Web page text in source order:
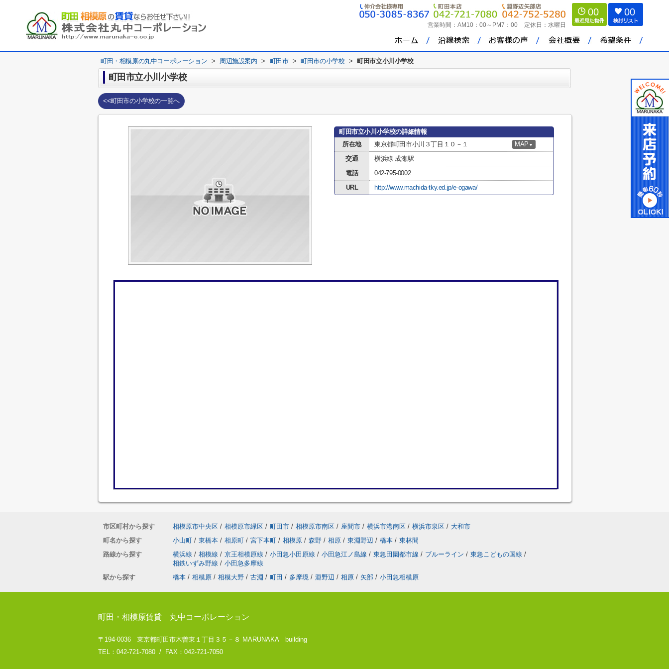
営業時間： AM10：00～PM7：00 定休日： 水曜日
00 00
町田・相模原の丸中コーポレーション > 周辺施設案内 > 町田市 > 町田市の小学校 > 町田市立小川小学校
町田市立小川小学校
<<町田市の小学校の一覧へ
町田市立小川小学校の詳細情報
所在地
東京都町田市小川３丁目１０－１ MAP ▼
交通
横浜線 成瀬駅
電話
042-795-0002
URL
http://www.machida-tky.ed.jp/e-ogawa/
市区町村から探す 相模原市中央区 / 相模原市緑区 / 町田市 / 相模原市南区 / 座間市 / 横浜市港南区 / 横浜市泉区 / 大和市
町名から探す
小山町 / 東橋本 / 相原町 / 宮下本町 / 相模原 / 森野 / 相原 / 東淵野辺 / 橋本 / 東林間
路線から探す
横浜線 / 相模線 / 京王相模原線 / 小田急小田原線 / 小田急江ノ島線 / 東急田園都市線 / ブルーライン / 東急こどもの国線 /
相鉄いずみ野線 / 小田急多摩線
駅から探す
橋本 / 相模原 / 相模大野 / 古淵 / 町田 / 多摩境 / 淵野辺 / 相原 / 矢部 / 小田急相模原
町田・相模原賃貸 丸中コーポレーション
〒194-0036 東京都町田市木曽東１丁目３５－８ MARUNAKA building
TEL：042-721-7080 / FAX：042-721-7050